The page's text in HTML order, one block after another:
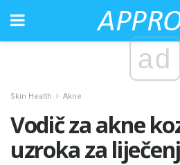
ad
Skin Health Akne
Vodič za akne
uzroka za